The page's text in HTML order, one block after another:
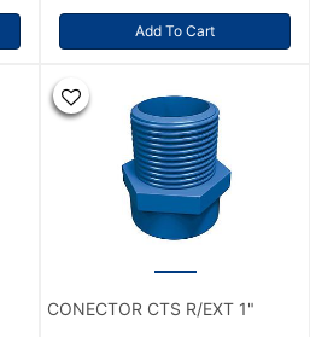
Add To Cart
CONECTOR CTS R/EXT 1"